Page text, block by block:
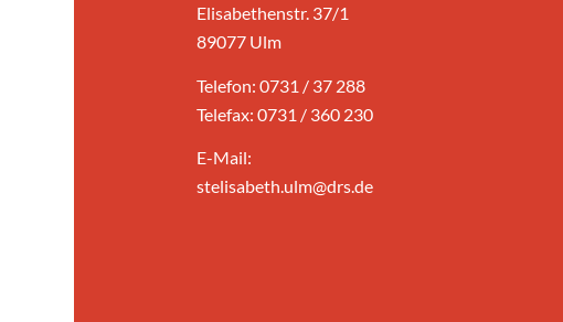
Elisabethenstr. 37/1
89077 Ulm
Telefon: 0731 / 37 288
Telefax: 0731 / 360 230
E-Mail:
stelisabeth.ulm@drs.de